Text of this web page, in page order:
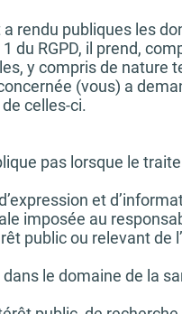
rendu publiques les
du RGPD, il prend,
y compris de nature
(vous) a
celles-ci.
pas lorsque le
et
imposée au
public ou relevant
le domaine de la